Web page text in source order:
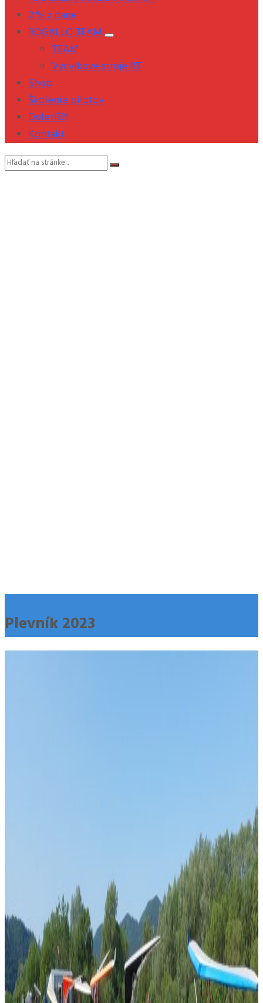
2 % z dane
ROGALLO TEAM
TEAM
Výcvikové stroje RT
Shop
Školenie pilotov
Doletíš?!
Kontakt
Vyhľadávanie:
Plevník 2023